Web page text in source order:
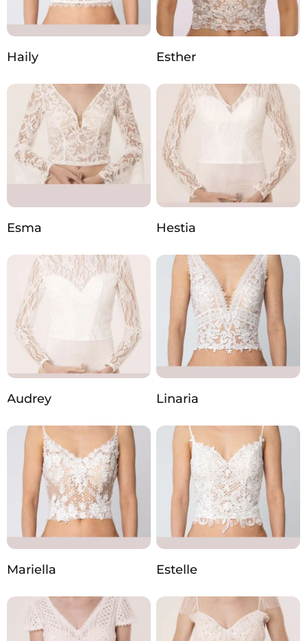
Haily Esther
Esma Hestia
Audrey Linaria
Mariella Estelle